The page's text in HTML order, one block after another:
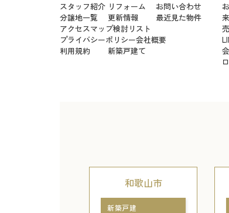
スタッフ紹介 リフォーム
お問い合わせ
分譲地一覧
更新情報
最近見た物件
アクセスマップ検討リスト
プライバシーポリシー会社概要
利用規約
新築戸建て
和歌山市
新築戸建